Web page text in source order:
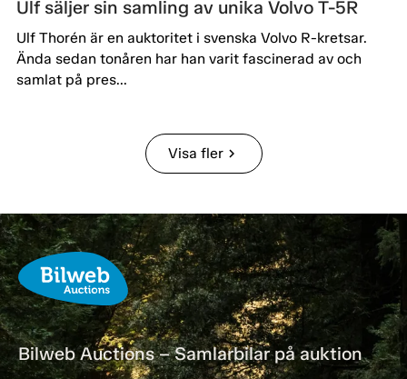
Ulf säljer sin samling av unika Volvo T-5R
Ulf Thorén är en auktoritet i svenska Volvo R-kretsar.
Ända sedan tonåren har han varit fascinerad av och
samlat på pres...
Visa flerchevron_right
Bilweb Auctions – Samlarbilar på auktion